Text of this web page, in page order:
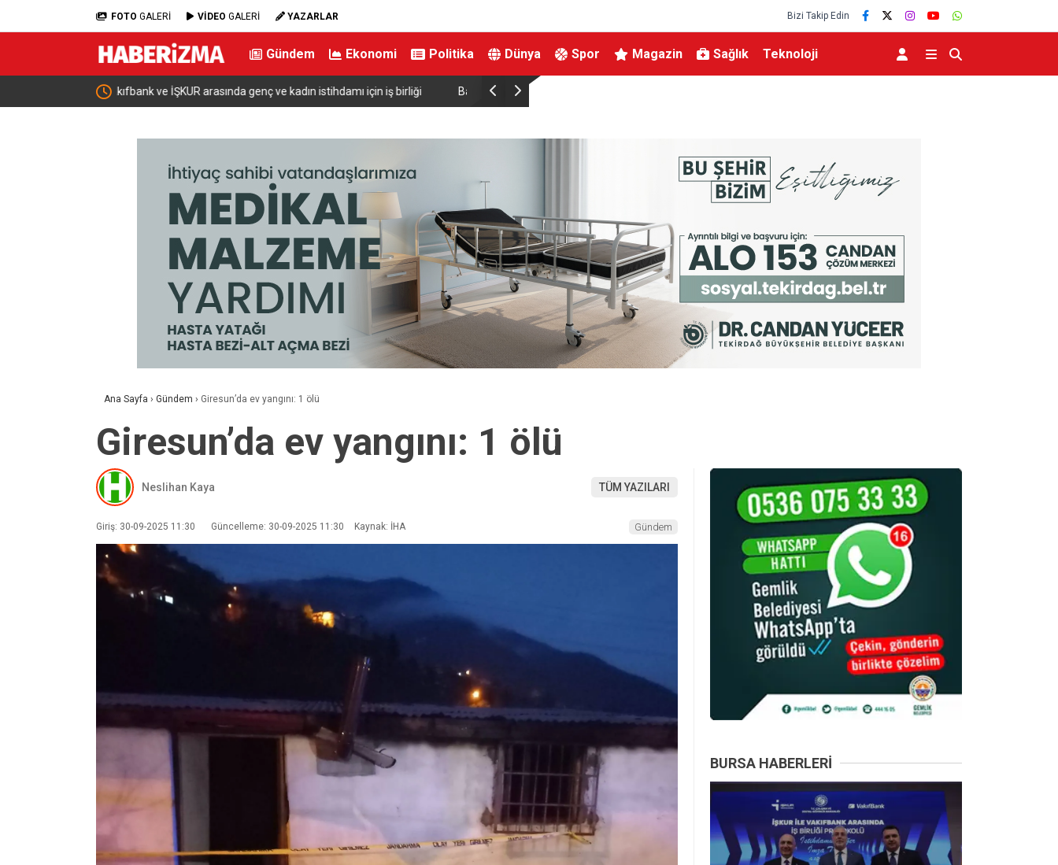
FOTO GALERİ VİDEO GALERİ YAZARLAR Bizi Takip Edin
Gündem Ekonomi Politika Dünya Spor Magazin Sağlık Teknoloji
Bakan Şimşek: “Batman’da muazzam bir hizmet fırtınası var” Resul Dindar ve Ümit Yaşar, Kastamonu’da binlerce vatandaşa
Ana Sayfa › Gündem › Giresun’da ev yangını: 1 ölü
Giresun’da ev yangını: 1 ölü
Neslihan Kaya TÜM YAZILARI
Giriş: 30-09-2025 11:30 Güncelleme: 30-09-2025 11:30 Kaynak: İHA Gündem
BURSA HABERLERI